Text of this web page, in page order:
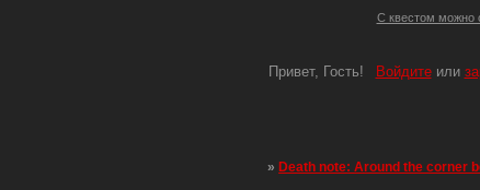
С квестом можно
Привет, Гость! Войдитеили
»Death note: Around the corner